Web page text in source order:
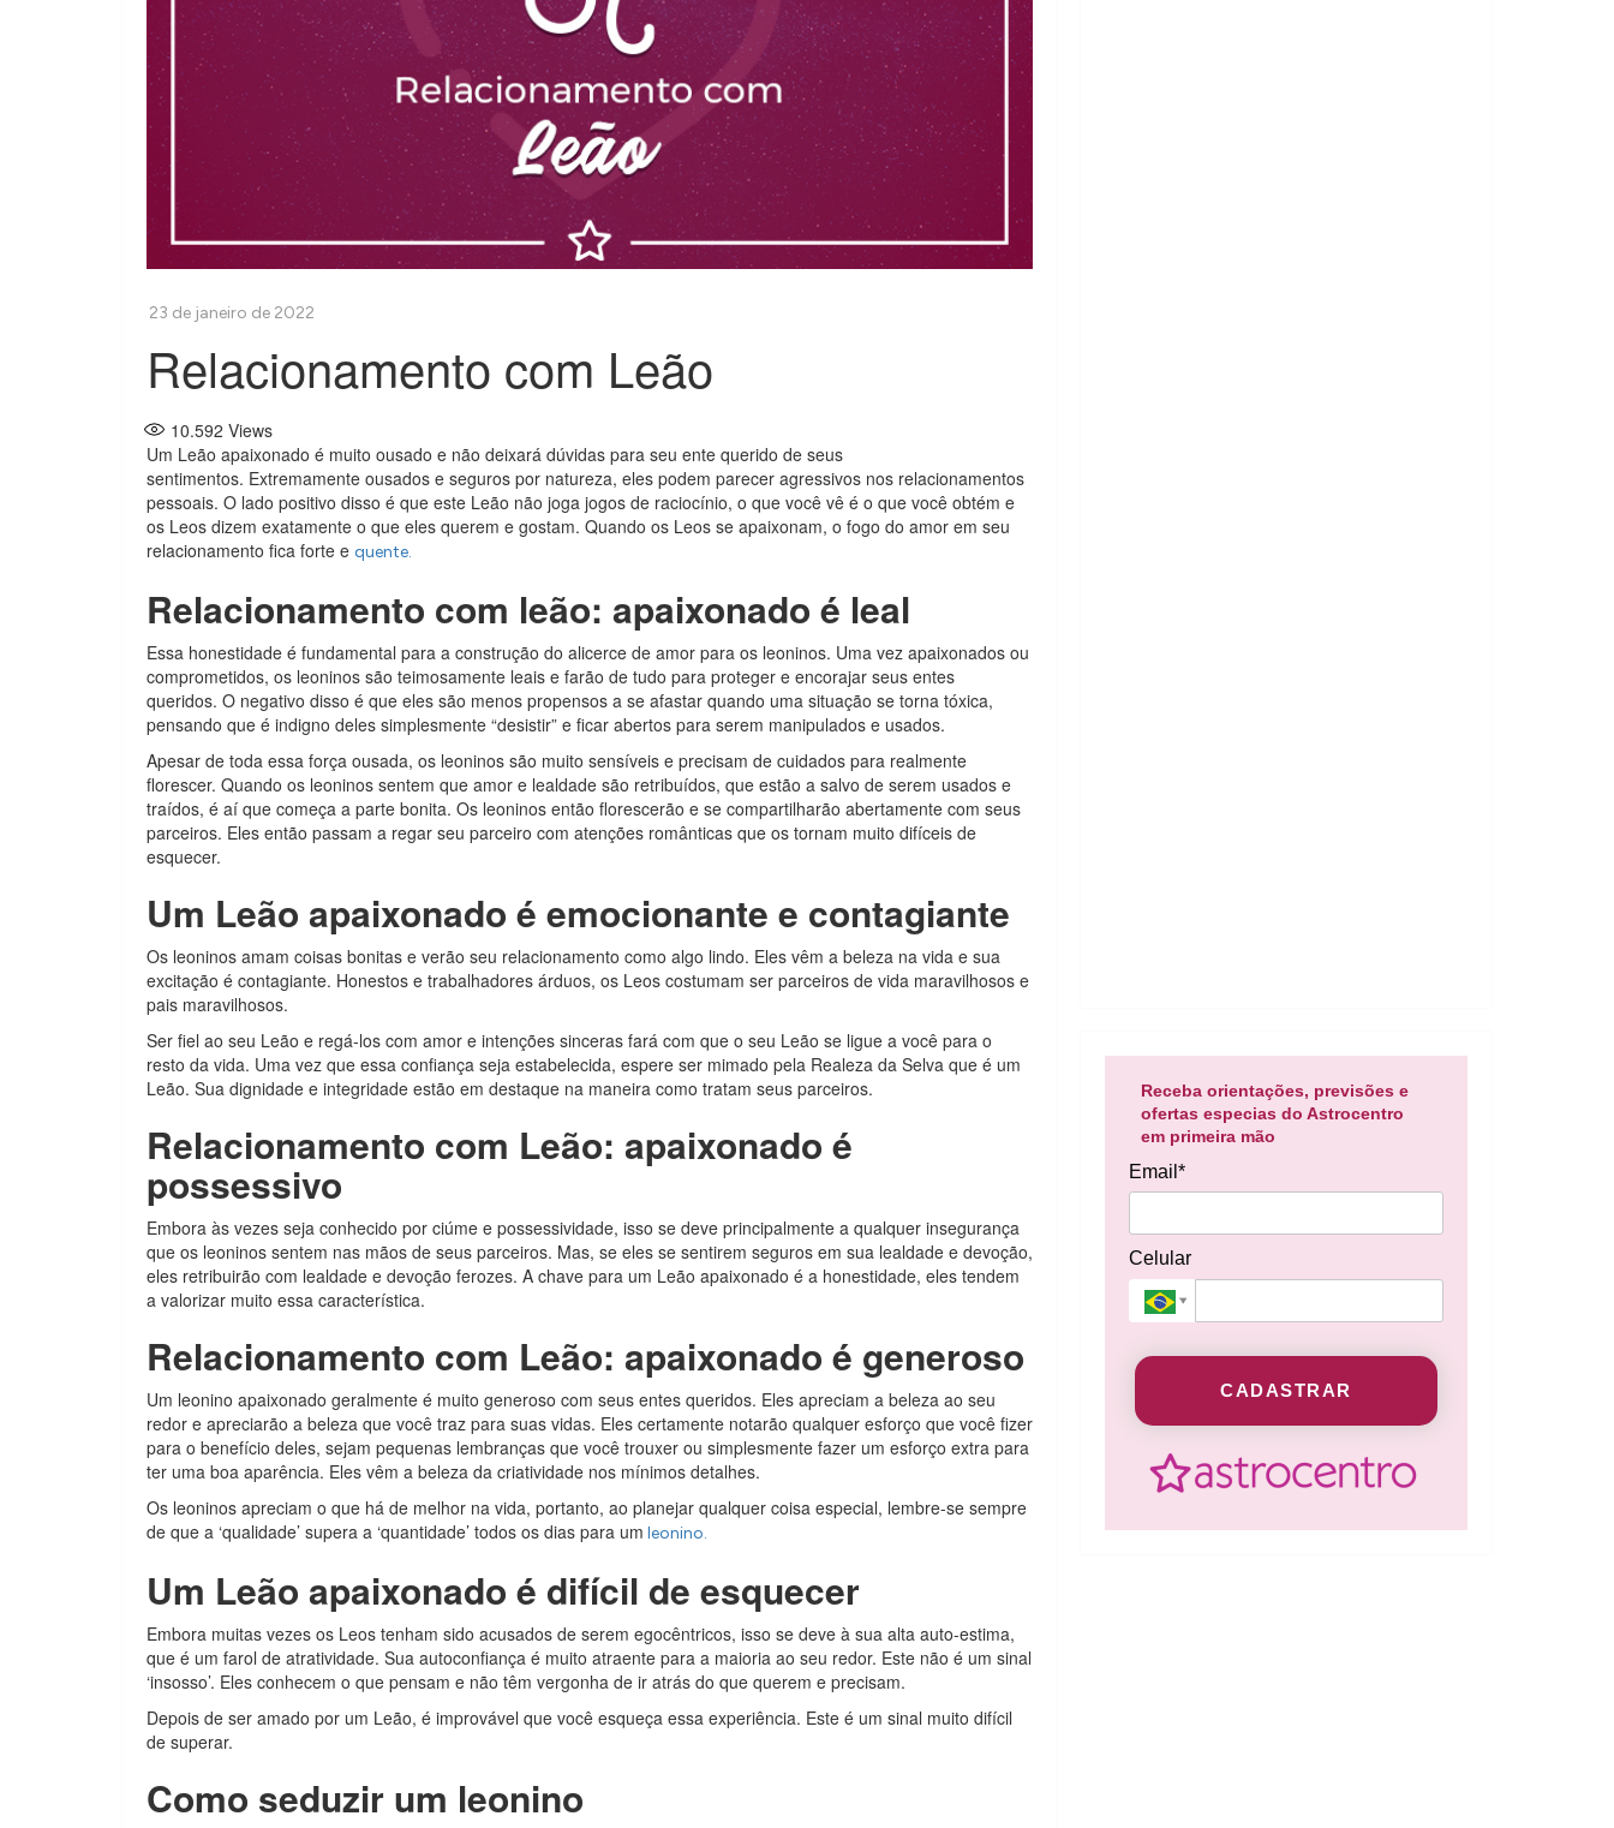
Relacionamento com Leão
10.592 Views
Um Leão apaixonado é muito ousado e não deixará dúvidas para seu ente querido de seus
sentimentos. Extremamente ousados ​​e seguros por natureza, eles podem parecer agressivos nos relacionamentos
pessoais. O lado positivo disso é que este Leão não joga jogos de raciocínio, o que você vê é o que você obtém e
os Leos dizem exatamente o que eles querem e gostam. Quando os Leos se apaixonam, o fogo do amor em seu
relacionamento fica forte e quente.
Relacionamento com leão: apaixonado é leal
Essa honestidade é fundamental para a construção do alicerce de amor para os leoninos. Uma vez apaixonados ou
comprometidos, os leoninos são teimosamente leais e farão de tudo para proteger e encorajar seus entes
queridos. O negativo disso é que eles são menos propensos a se afastar quando uma situação se torna tóxica,
pensando que é indigno deles simplesmente “desistir” e ficar abertos para serem manipulados e usados.
Apesar de toda essa força ousada, os leoninos são muito sensíveis e precisam de cuidados para realmente
florescer. Quando os leoninos sentem que amor e lealdade são retribuídos, que estão a salvo de serem usados ​​e
traídos, é aí que começa a parte bonita. Os leoninos então florescerão e se compartilharão abertamente com seus
parceiros. Eles então passam a regar seu parceiro com atenções românticas que os tornam muito difíceis de
esquecer.
Um Leão apaixonado é emocionante e contagiante
Os leoninos amam coisas bonitas e verão seu relacionamento como algo lindo. Eles vêm a beleza na vida e sua
excitação é contagiante. Honestos e trabalhadores árduos, os Leos costumam ser parceiros de vida maravilhosos e
pais maravilhosos.
Ser fiel ao seu Leão e regá-los com amor e intenções sinceras fará com que o seu Leão se ligue a você para o
resto da vida. Uma vez que essa confiança seja estabelecida, espere ser mimado pela Realeza da Selva que é um
Leão. Sua dignidade e integridade estão em destaque na maneira como tratam seus parceiros.
Relacionamento com Leão: apaixonado é
possessivo
Embora às vezes seja conhecido por ciúme e possessividade, isso se deve principalmente a qualquer insegurança
que os leoninos sentem nas mãos de seus parceiros. Mas, se eles se sentirem seguros em sua lealdade e devoção,
eles retribuirão com lealdade e devoção ferozes. A chave para um Leão apaixonado é a honestidade, eles tendem
a valorizar muito essa característica.
Relacionamento com Leão: apaixonado é generoso
Um leonino apaixonado geralmente é muito generoso com seus entes queridos. Eles apreciam a beleza ao seu
redor e apreciarão a beleza que você traz para suas vidas. Eles certamente notarão qualquer esforço que você fizer
para o benefício deles, sejam pequenas lembranças que você trouxer ou simplesmente fazer um esforço extra para
ter uma boa aparência. Eles vêm a beleza da criatividade nos mínimos detalhes.
Os leoninos apreciam o que há de melhor na vida, portanto, ao planejar qualquer coisa especial, lembre-se sempre
de que a ‘qualidade’ supera a ‘quantidade’ todos os dias para um leonino.
Um Leão apaixonado é difícil de esquecer
Embora muitas vezes os Leos tenham sido acusados ​​de serem egocêntricos, isso se deve à sua alta auto-estima,
que é um farol de atratividade. Sua autoconfiança é muito atraente para a maioria ao seu redor. Este não é um sinal
‘insosso’. Eles conhecem o que pensam e não têm vergonha de ir atrás do que querem e precisam.
Depois de ser amado por um Leão, é improvável que você esqueça essa experiência. Este é um sinal muito difícil
de superar.
Como seduzir um leonino
Receba orientações, previsões e
ofertas especias do Astrocentro
em primeira mão
Email*
Celular
CADASTRAR